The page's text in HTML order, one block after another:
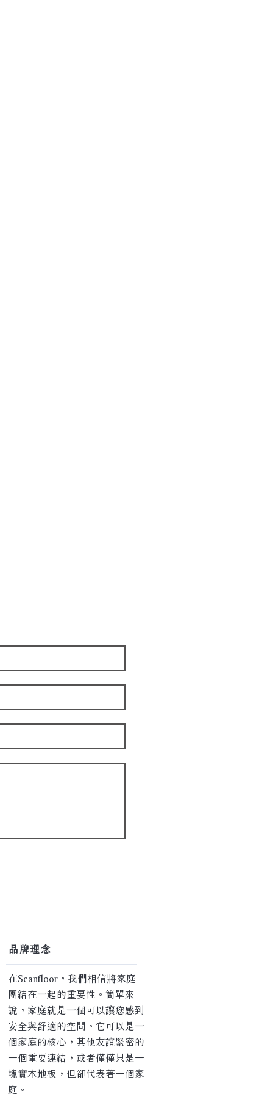
​品牌理念
在Scanfloor，我們相信將家庭
團結在一起的重要性。簡單來
說，家庭就是一個可以讓您感到
安全與舒適的空間。它可以是一
個家庭的核心，其他友誼緊密的
一個重要連結，或者僅僅只是一
塊實木地板，但卻代表著一個家
庭。